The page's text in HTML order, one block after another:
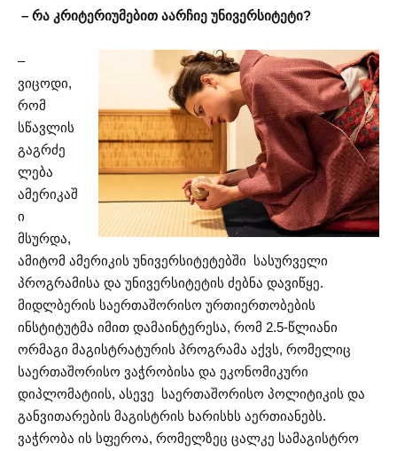
– რა კრიტერიუმებით აარჩიე უნივერსიტეტი?
–
ვიცოდი,
რომ
სწავლის
გაგრძე
ლება
ამერიკაშ
ი
მსურდა,
ამიტომ ამერიკის უნივერსიტეტებში სასურველი
პროგრამისა და უნივერსიტეტის ძებნა დავიწყე.
მიდლბერის საერთაშორისო ურთიერთობების
ინსტიტუტმა იმით დამაინტერესა, რომ 2.5-წლიანი
ორმაგი მაგისტრატურის პროგრამა აქვს, რომელიც
საერთაშორისო ვაჭრობისა და ეკონომიკური
დიპლომატიის, ასევე საერთაშორისო პოლიტიკის და
განვითარების მაგისტრის ხარისხს აერთიანებს.
ვაჭრობა ის სფეროა, რომელზეც ცალკე სამაგისტრო